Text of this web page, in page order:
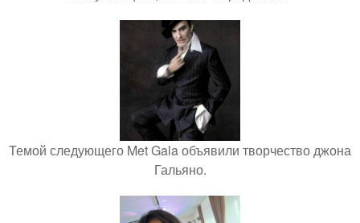
Темой следующего Met Gala объявили творчество джона
Гальяно.